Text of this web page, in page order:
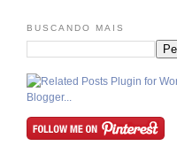
BUSCANDO MAIS